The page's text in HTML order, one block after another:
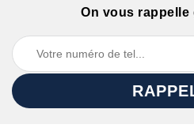
On vous rappelle